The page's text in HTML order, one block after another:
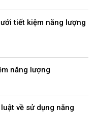
tiết kiệm năng lượng
năng lượng
về sử dụng năng